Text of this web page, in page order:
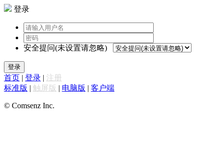
登录
安全提问(未设置请忽略)
登录
首页 | 登录 | 注册
标准版 | 触屏版 | 电脑版 | 客户端
© Comsenz Inc.